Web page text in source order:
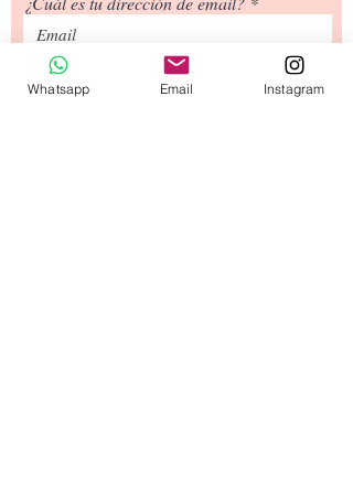
¿Cuál es tu número de teléfono?
Whatsapp Email Instagram